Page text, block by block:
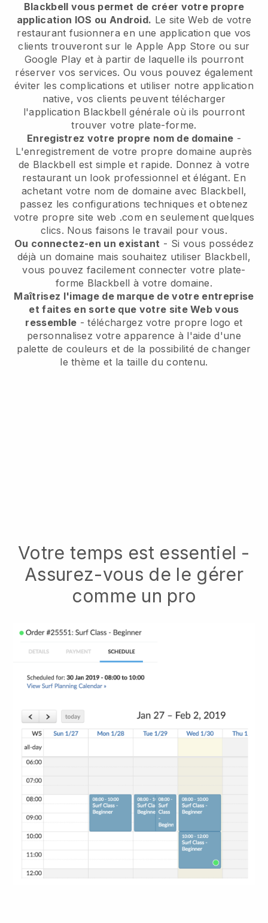
Blackbell vous permet de créer votre propre
application IOS ou Android. Le site Web de votre
restaurant fusionnera en une application que vos
clients trouveront sur le Apple App Store ou sur
Google Play et à partir de laquelle ils pourront
réserver vos services. Ou vous pouvez également
éviter les complications et utiliser notre application
native, vos clients peuvent télécharger
l'application Blackbell générale où ils pourront
trouver votre plate-forme.
Enregistrez votre propre nom de domaine -
L'enregistrement de votre propre domaine auprès
de Blackbell est simple et rapide. Donnez à votre
restaurant un look professionnel et élégant. En
achetant votre nom de domaine avec Blackbell,
passez les configurations techniques et obtenez
votre propre site web .com en seulement quelques
clics. Nous faisons le travail pour vous.
Ou connectez-en un existant - Si vous possédez
déjà un domaine mais souhaitez utiliser Blackbell,
vous pouvez facilement connecter votre plate-
forme Blackbell à votre domaine.
Maîtrisez l'image de marque de votre entreprise
et faites en sorte que votre site Web vous
ressemble - téléchargez votre propre logo et
personnalisez votre apparence à l'aide d'une
palette de couleurs et de la possibilité de changer
le thème et la taille du contenu.
Votre temps est essentiel -
Assurez-vous de le gérer
comme un pro